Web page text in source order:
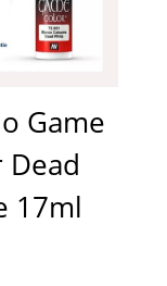
Game
Dead
17ml